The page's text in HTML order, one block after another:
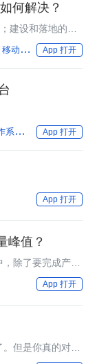
何解决？
建设和落地的困
。
移动 中间件 保险
App 打开
统 编程语言
App 打开
App 打开
峰值？
除了要完成产品
稳度过流量的高峰
App 打开
但是你真的对微